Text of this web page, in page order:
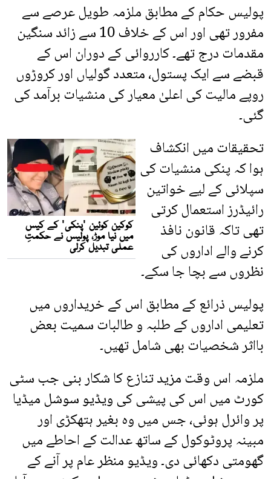
پولیس حکام کے مطابق ملزمہ طویل عرصے سے
مفرور تھی اور اس کے خلاف 10 سے زائد سنگین
مقدمات درج تھے۔ کارروائی کے دوران اس کے
قبضے سے ایک پستول، متعدد گولیاں اور کروڑوں
روپے مالیت کی اعلیٰ معیار کی منشیات برآمد کی
گئی۔
تحقیقات میں انکشاف
ہوا کہ پنکی منشیات کی
سپلائی کے لیے خواتین
رائیڈرز استعمال کرتی
تھی تاکہ قانون نافذ
کرنے والے اداروں کی
نظروں سے بچا جا سکے۔
پولیس ذرائع کے مطابق اس کے خریداروں میں
تعلیمی اداروں کے طلبہ و طالبات سمیت بعض
بااثر شخصیات بھی شامل تھیں۔
ملزمہ اس وقت مزید تنازع کا شکار بنی جب سٹی
کورٹ میں اس کی پیشی کی ویڈیو سوشل میڈیا
پر وائرل ہوئی، جس میں وہ بغیر ہتھکڑی اور
مبینہ پروٹوکول کے ساتھ عدالت کے احاطے میں
گھومتی دکھائی دی۔ ویڈیو منظر عام پر آنے کے